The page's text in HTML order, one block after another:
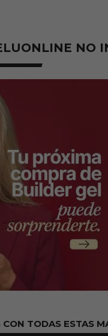
NO
TODAS ESTAS